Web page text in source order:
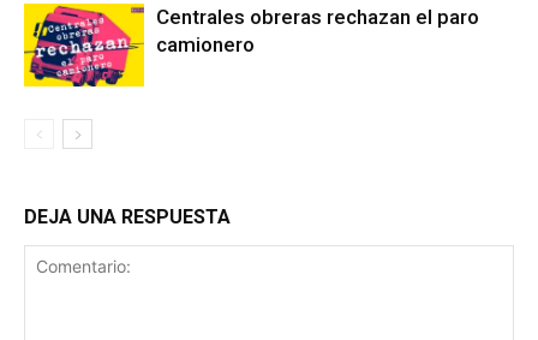
Centrales obreras rechazan el paro
camionero
DEJA UNA RESPUESTA